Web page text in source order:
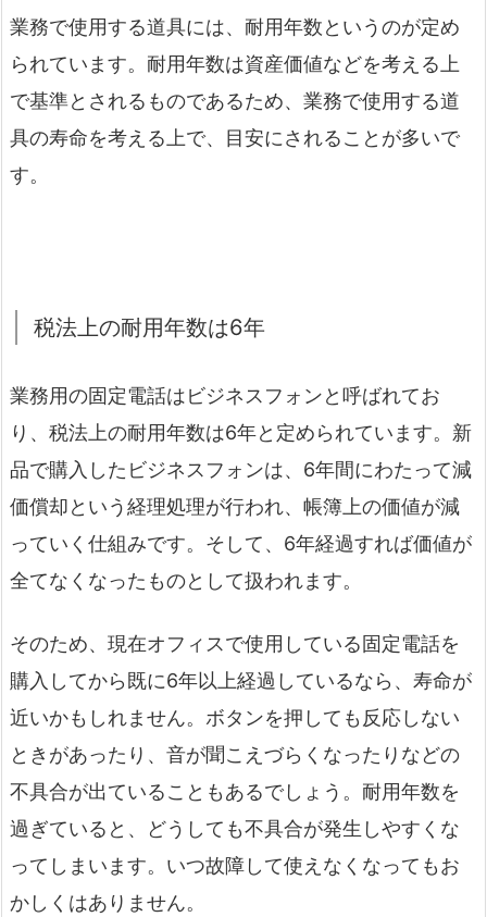
業務で使用する道具には、耐用年数というのが定め
られています。耐用年数は資産価値などを考える上
で基準とされるものであるため、業務で使用する道
具の寿命を考える上で、目安にされることが多いで
す。
税法上の耐用年数は6年
業務用の固定電話はビジネスフォンと呼ばれてお
り、税法上の耐用年数は6年と定められています。新
品で購入したビジネスフォンは、6年間にわたって減
価償却という経理処理が行われ、帳簿上の価値が減
っていく仕組みです。そして、6年経過すれば価値が
全てなくなったものとして扱われます。
そのため、現在オフィスで使用している固定電話を
購入してから既に6年以上経過しているなら、寿命が
近いかもしれません。ボタンを押しても反応しない
ときがあったり、音が聞こえづらくなったりなどの
不具合が出ていることもあるでしょう。耐用年数を
過ぎていると、どうしても不具合が発生しやすくな
ってしまいます。いつ故障して使えなくなってもお
かしくはありません。